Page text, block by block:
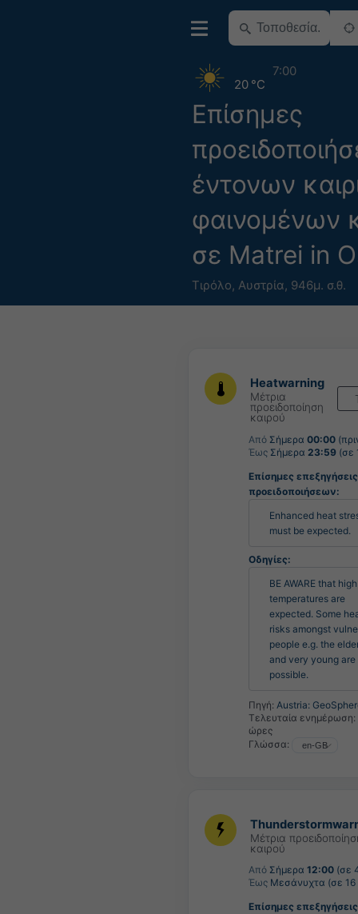
Επίσημες
έντονων
φαινομένων
σε Matrei in
Τιρόλο, Αυστρία, 946μ. σ.θ.
20 °C
7:00
Heatwarning
Μέτρια
προειδοποίηση
καιρού
Από Σήμερα 00:00
Έως Σήμερα 23:59 (σε
Επίσημες επεξηγήσεις
προειδοποιήσεων:
Enhanced heat
must be expected.
Οδηγίες:
BE AWARE that high
temperatures are
expected. Some
risks amongst
people e.g. the
and very young are
possible.
Πηγή: Austria:
Τελευταία ενημέρωση:
ώρες
Γλώσσα:
Μέτρια
καιρού
Από Σήμερα 12:00 (σε
Έως Μεσάνυχτα (σε 16
Επίσημες